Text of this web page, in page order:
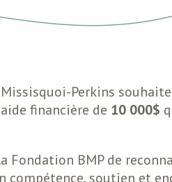
Perkins
aide financière de 10 000$
Fondation BMP de
compétence, soutien et